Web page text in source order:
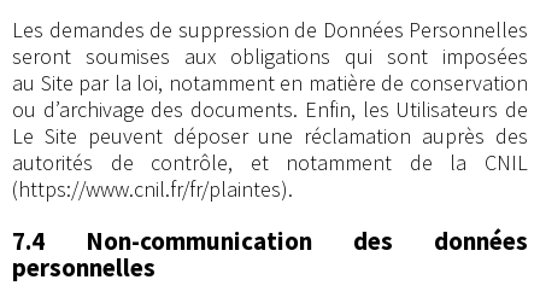
Les demandes de suppression de Données Personnelles
seront soumises aux obligations qui sont imposées
au Site par la loi, notamment en matière de conservation
ou d’archivage des documents. Enfin, les Utilisateurs de
Le Site peuvent déposer une réclamation auprès des
autorités de contrôle, et notamment de la CNIL
(https://www.cnil.fr/fr/plaintes).
7.4 Non-communication des données
personnelles